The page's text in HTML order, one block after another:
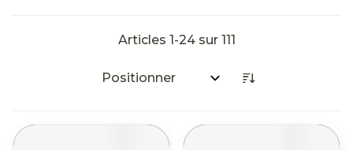
Articles 1-24sur 111
Trier par: